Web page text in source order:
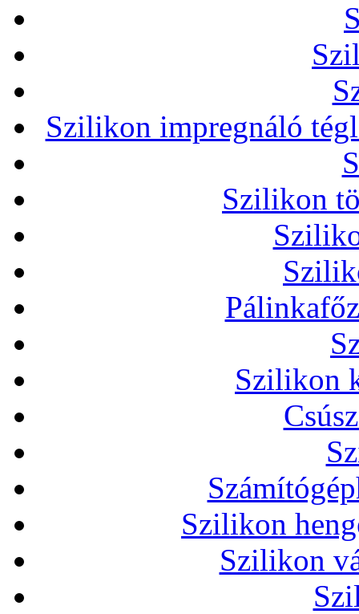
Szilikon impregnáló
Szilikon
Szilikon
Szilikon
Szilikon